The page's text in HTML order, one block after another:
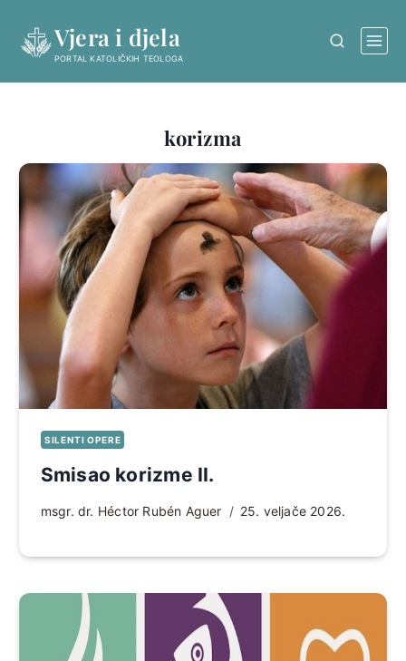
content
Vjera i djela
PORTAL KATOLIČKIH TEOLOGA
korizma
SILENTI OPERE
Smisao korizme II.
msgr. dr. Héctor Rubén Aguer 25. veljače 2026.